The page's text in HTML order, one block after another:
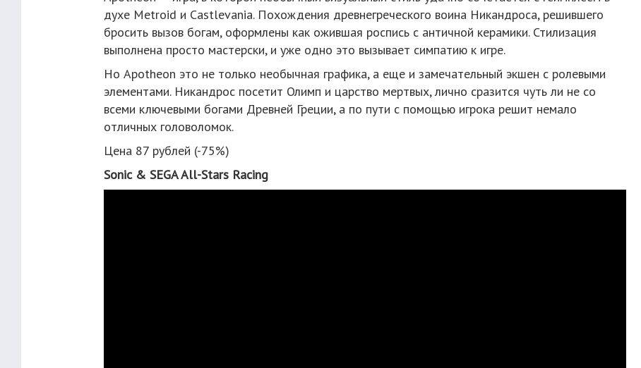
духе Metroid и Castlevania. Похождения древнегреческого воина Никандроса, решившего
бросить вызов богам, оформлены как ожившая роспись с античной керамики. Стилизация
выполнена просто мастерски, и уже одно это вызывает симпатию к игре.
Но Apotheon это не только необычная графика, а еще и замечательный экшен с ролевыми
элементами. Никандрос посетит Олимп и царство мертвых, лично сразится чуть ли не со
всеми ключевыми богами Древней Греции, а по пути с помощью игрока решит немало
отличных головоломок.
Цена 87 рублей (-75%)
Sonic & SEGA All-Stars Racing